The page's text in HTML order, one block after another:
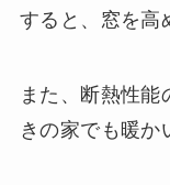
すると、窓を高
また、断熱性能
きの家でも暖か